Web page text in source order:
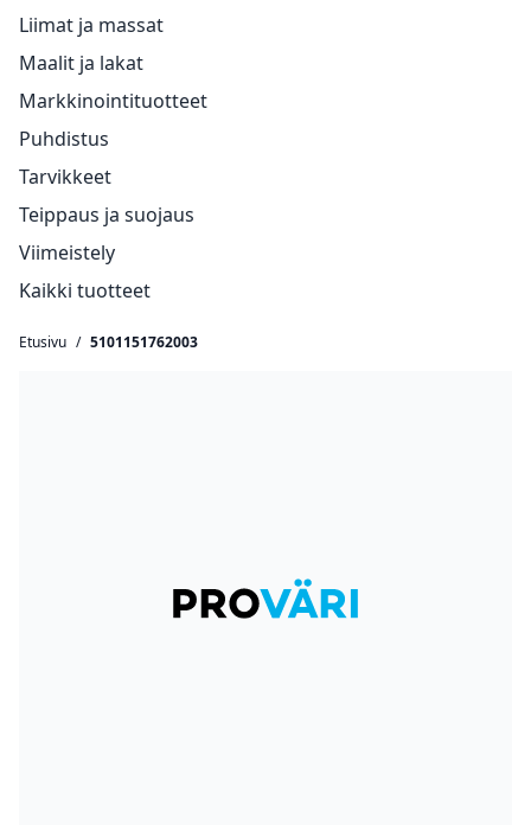
Liimat ja massat
Maalit ja lakat
Markkinointituotteet
Puhdistus
Tarvikkeet
Teippaus ja suojaus
Viimeistely
Kaikki tuotteet
Etusivu / 5101151762003